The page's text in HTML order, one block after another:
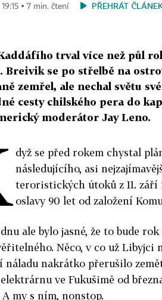
19:15 ▪ 7 min. čtení
PŘEHRÁT
trval více než půl
Breivik se po střelbě na
zemřel, ale nechal světu
cesty chilského pera do
moderátor Jay Leno.
dyž se před rokem chystal
následujícího, asi
teroristických útoků z 11.
oslavy 90 let od založení
ale bylo jasné, že to bude
Něco, v co už Libyjci
náladu nakrátko přerušilo
ve Fukušimě od
A my s ním, nonstop.